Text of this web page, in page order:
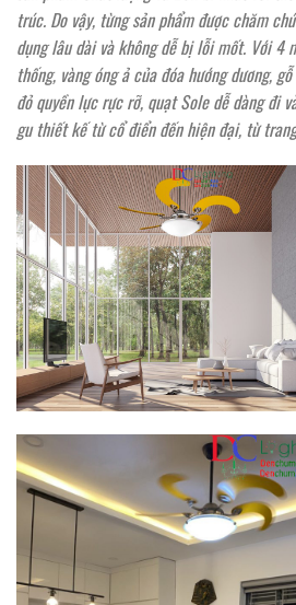
trúc. Do vậy, từng sản phẩm được chăm
dụng lâu dài và không dễ bị lỗi mốt. Với 4
thống, vàng óng ả của đóa hướng dương,
đỏ quyền lực rực rỡ, quạt Sole dễ dàng đi
gu thiết kế từ cổ điển đến hiện đại, từ